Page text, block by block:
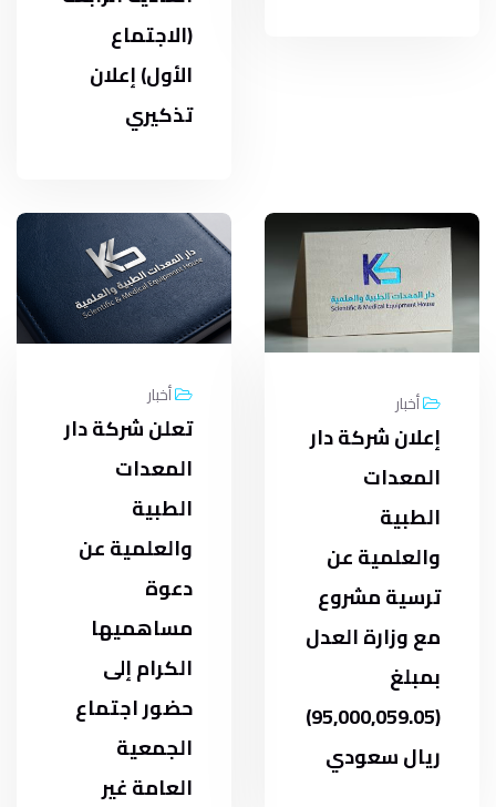
(الاجتماع
الأول) إعلان
تذكيري
أخبار
إعلان شركة دار
المعدات
الطبية
والعلمية عن
ترسية مشروع
مع وزارة العدل
بمبلغ
(95,000,059.05)
ريال سعودي
أخبار
تعلن شركة دار
المعدات
الطبية
والعلمية عن
دعوة
مساهميها
الكرام إلى
حضور اجتماع
الجمعية
العامة غير